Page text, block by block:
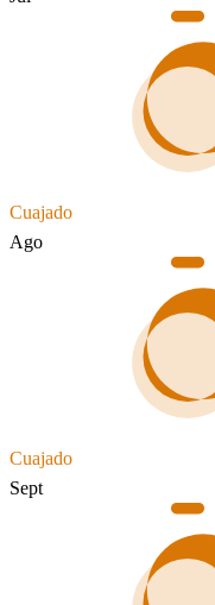
Cuajado
Ago
Cuajado
Sept